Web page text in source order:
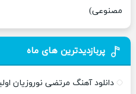
مصنوعی)
پربازدیدترین های ماه
دانلود آهنگ مرتضی نوروزیان